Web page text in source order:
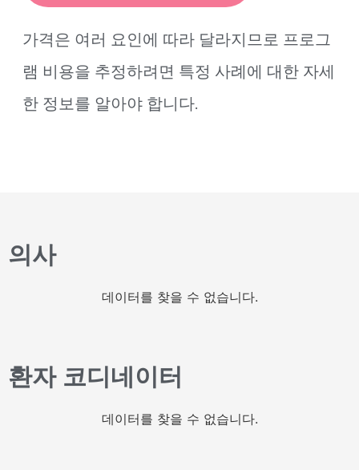
가격은 여러 요인에 따라 달라지므로 프로그
램 비용을 추정하려면 특정 사례에 대한 자세
한 정보를 알아야 합니다.
의사
데이터를 찾을 수 없습니다.
환자 코디네이터
데이터를 찾을 수 없습니다.